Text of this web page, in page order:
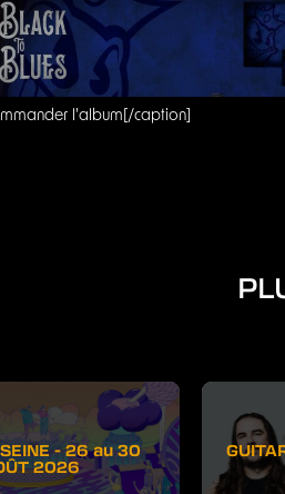
l'album[/caption]
- 26 au 30
2026